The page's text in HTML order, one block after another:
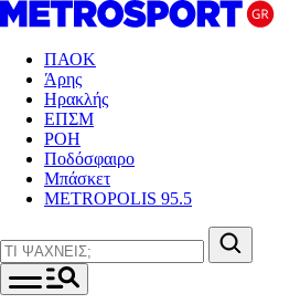
ΠΑΟΚ
Άρης
Ηρακλής
ΕΠΣΜ
ΡΟΗ
Ποδόσφαιρο
Μπάσκετ
METROPOLIS 95.5